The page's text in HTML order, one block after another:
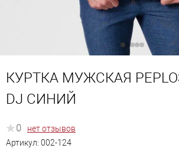
КУРТКА МУЖСКАЯ
DJ СИНИЙ
0
нет отзывов
Артикул: 002-124